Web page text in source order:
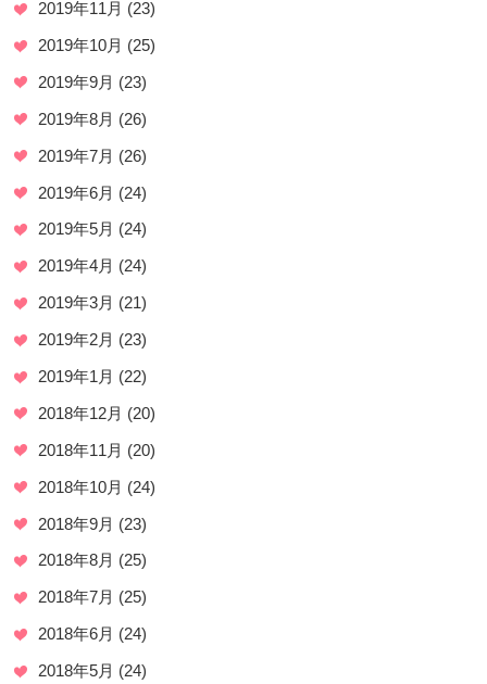
2019年11月 (23)
2019年10月 (25)
2019年9月 (23)
2019年8月 (26)
2019年7月 (26)
2019年6月 (24)
2019年5月 (24)
2019年4月 (24)
2019年3月 (21)
2019年2月 (23)
2019年1月 (22)
2018年12月 (20)
2018年11月 (20)
2018年10月 (24)
2018年9月 (23)
2018年8月 (25)
2018年7月 (25)
2018年6月 (24)
2018年5月 (24)